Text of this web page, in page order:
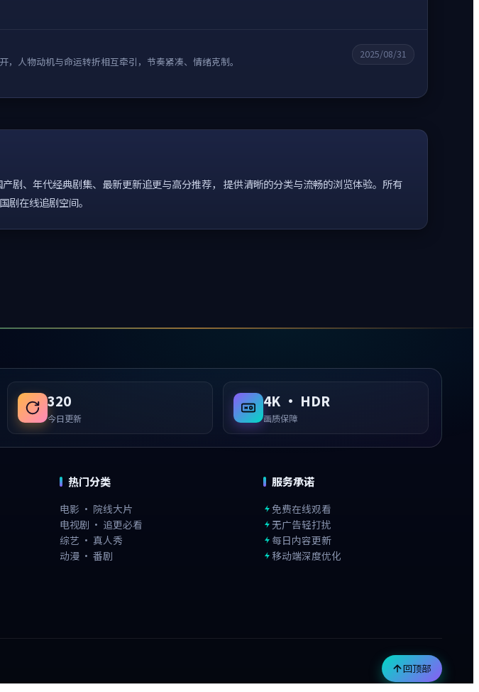
人物动机与命运转折相互牵引，节奏紧凑、情绪克制。
2025/08/31
剧、年代经典剧集、最新更新追更与高分推荐， 提供清晰的分类与流畅的浏览体验。所有
在线追剧空间。
320
今日更新
4K · HDR
画质保障
热门分类
电影 · 院线大片
电视剧 · 追更必看
综艺 · 真人秀
动漫 · 番剧
服务承诺
免费在线观看
无广告轻打扰
每日内容更新
移动端深度优化
回顶部